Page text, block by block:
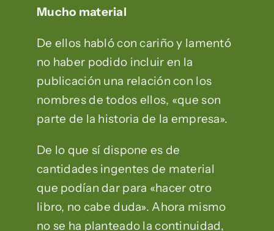
Mucho material
De ellos habló con cariño y lamentó
no haber podido incluir en la
publicación una relación con los
nombres de todos ellos, «que son
parte de la historia de la empresa».
De lo que sí dispone es de
cantidades ingentes de material
que podían dar para «hacer otro
libro, no cabe duda». Ahora mismo
no se ha planteado la continuidad,